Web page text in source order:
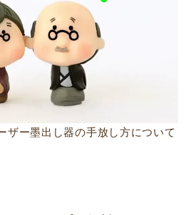
ザー墨出し器の手放し方について